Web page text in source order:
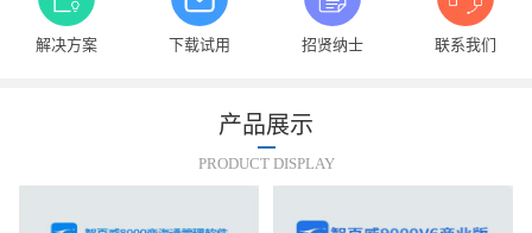
解决方案 下载试用 招贤纳士 联系我们
产品展示
PRODUCT DISPLAY